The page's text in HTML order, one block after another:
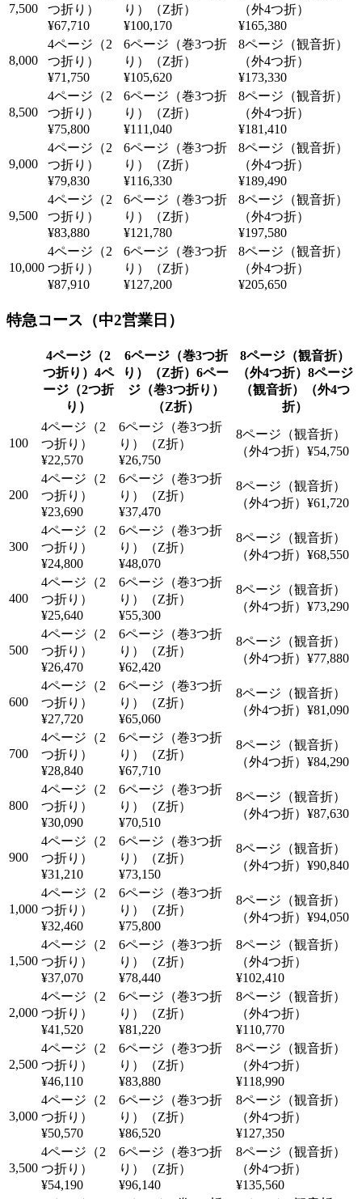
7,500
¥67,710
¥100,170 ¥165,380
8,000
¥71,750
¥105,620 ¥173,330
8,500
¥75,800
¥111,040 ¥181,410
9,000
¥79,830
¥116,330 ¥189,490
9,500
¥83,880
¥121,780 ¥197,580
10,000
¥87,910
¥127,200 ¥205,650
特急コース（中2営業日）
4ペ
ージ（2つ折
り）
6ペー
ジ（巻3つ折り）
（Z折）
8ページ
（観音折）（外4つ
折）
100
¥22,570
¥26,750
¥54,750
200
¥23,690
¥37,470
¥61,720
300
¥24,800
¥48,070
¥68,550
400
¥25,640
¥55,300
¥73,290
500
¥26,470
¥62,420
¥77,880
600
¥27,720
¥65,060
¥81,090
700
¥28,840
¥67,710
¥84,290
800
¥30,090
¥70,510
¥87,630
900
¥31,210
¥73,150
¥90,840
1,000
¥32,460
¥75,800
¥94,050
1,500
¥37,070
¥78,440 ¥102,410
2,000
¥41,520
¥81,220 ¥110,770
2,500
¥46,110
¥83,880 ¥118,990
3,000
¥50,570
¥86,520 ¥127,350
3,500
¥54,190
¥96,140 ¥135,560